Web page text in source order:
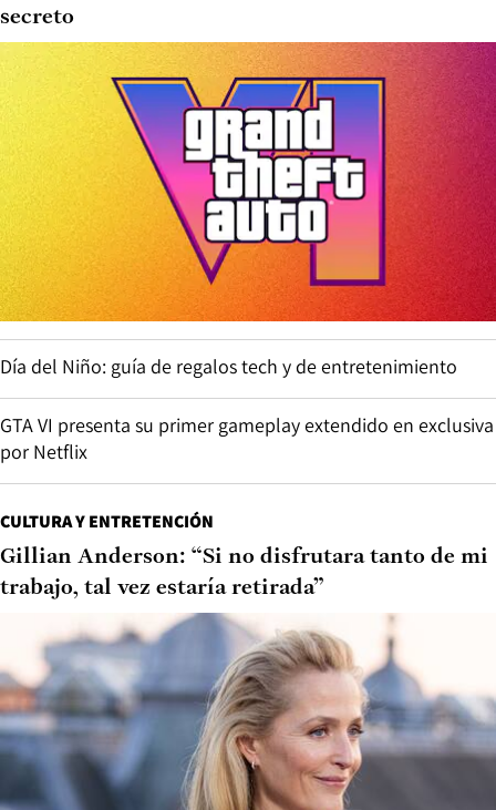
secreto
Día del Niño: guía de regalos tech y de entretenimiento
GTA VI presenta su primer gameplay extendido en exclusiva
por Netflix
CULTURA Y ENTRETENCIÓN
Gillian Anderson: “Si no disfrutara tanto de mi
trabajo, tal vez estaría retirada”